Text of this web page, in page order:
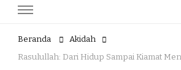
Beranda
Akidah
Rasulullah: Dari Hidup Sampai Kiamat